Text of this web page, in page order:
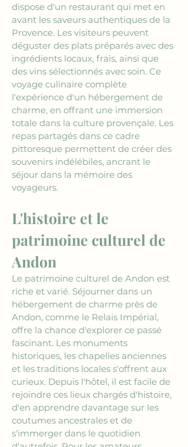
dispose d'un restaurant qui met en
avant les saveurs authentiques de la
Provence. Les visiteurs peuvent
déguster des plats préparés avec des
ingrédients locaux, frais, ainsi que
des vins sélectionnés avec soin. Ce
voyage culinaire complète
l'expérience d'un hébergement de
charme, en offrant une immersion
totale dans la culture provençale. Les
repas partagés dans ce cadre
pittoresque permettent de créer des
souvenirs indélébiles, ancrant le
séjour dans la mémoire des
voyageurs.
L'histoire et le
patrimoine culturel de
Andon
Le patrimoine culturel de Andon est
riche et varié. Séjourner dans un
hébergement de charme près de
Andon, comme le Relais Impérial,
offre la chance d'explorer ce passé
fascinant. Les monuments
historiques, les chapelles anciennes
et les traditions locales s'offrent aux
curieux. Depuis l'hôtel, il est facile de
rejoindre ces lieux chargés d'histoire,
d'en apprendre davantage sur les
coutumes ancestrales et de
s'immerger dans le quotidien